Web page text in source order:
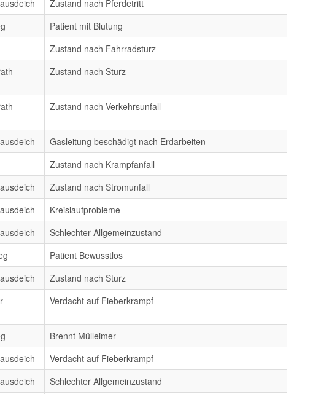
Zustand nach Pferdetritt
Patient mit Blutung
Zustand nach Fahrradsturz
Zustand nach Sturz
Zustand nach Verkehrsunfall
Gasleitung beschädigt nach Erdarbeiten
Zustand nach Krampfanfall
Zustand nach Stromunfall
Kreislaufprobleme
Schlechter Allgemeinzustand
Patient Bewusstlos
Zustand nach Sturz
Verdacht auf Fieberkrampf
Brennt Mülleimer
Verdacht auf Fieberkrampf
Schlechter Allgemeinzustand